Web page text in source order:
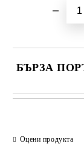
БЪРЗА
Оцени продукта